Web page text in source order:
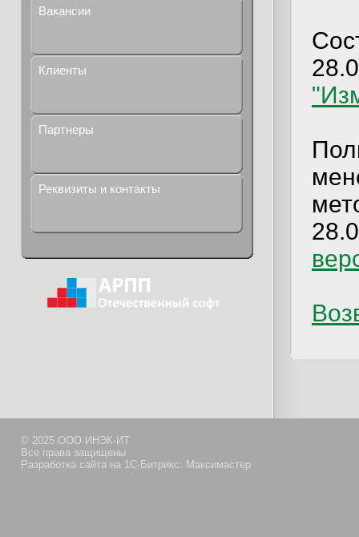
Вакансии
Клиенты
Партнеры
Реквизиты и контакты
© 2025 ООО ИНЭК-ИТ
Все права защищены
Разработка сайта на 1С-Битрикс: Максимастер